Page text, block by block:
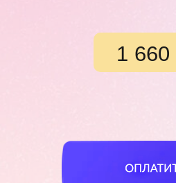
1 660